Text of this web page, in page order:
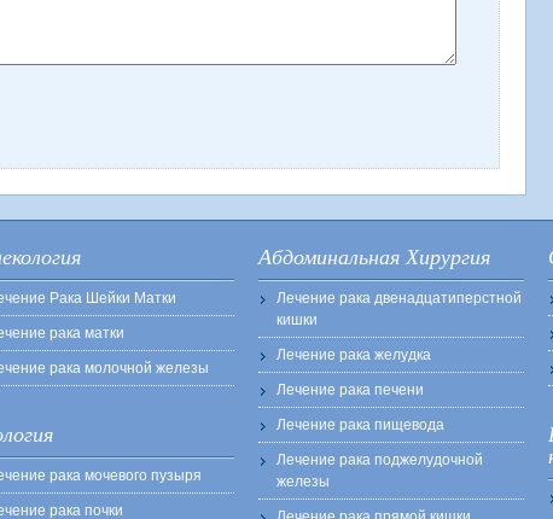
Рака Шейки Матки
рака матки
рака молочной железы
рака мочевого пузыря
рака почки
Абдоминальная Хирургия
Лечение рака двенадцатиперстной
кишки
Лечение рака желудка
Лечение рака печени
Лечение рака пищевода
Лечение рака поджелудочной
железы